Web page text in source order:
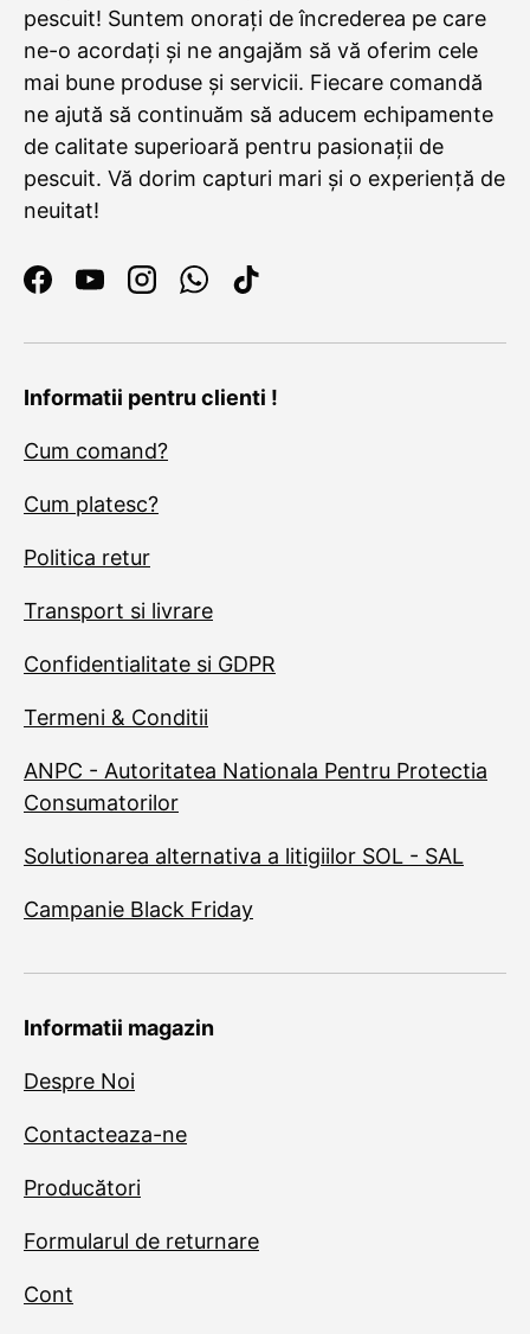
pescuit! Suntem onorați de încrederea pe care
ne-o acordați și ne angajăm să vă oferim cele
mai bune produse și servicii. Fiecare comandă
ne ajută să continuăm să aducem echipamente
de calitate superioară pentru pasionații de
pescuit. Vă dorim capturi mari și o experiență de
neuitat!
Facebook
YouTubeInstagram
WhatsApp
TikTok
Informatii pentru clienti !
Cum comand?
Cum platesc?
Politica retur
Transport si livrare
Confidentialitate si GDPR
Termeni & Conditii
ANPC - Autoritatea Nationala Pentru Protectia
Consumatorilor
Solutionarea alternativa a litigiilor SOL - SAL
Campanie Black Friday
Informatii magazin
Despre Noi
Contacteaza-ne
Producători
Formularul de returnare
Cont